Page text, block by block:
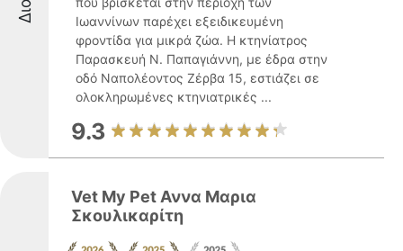
Ιωαννίνων παρέχει εξειδικευμένη
φροντίδα για μικρά ζώα. Η κτηνίατρος
Παρασκευή Ν. Παπαγιάννη, με έδρα στην
οδό Ναπολέοντος Ζέρβα 15, εστιάζει σε
ολοκληρωμένες κτηνιατρικές ...
9.3
Vet My Pet Αννα Μαρια
Σκουλικαρίτη